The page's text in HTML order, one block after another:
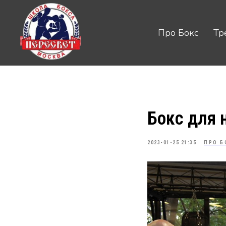
Про Бокс
Бокс для
2023-01-25 21:35 ПРО
Про Бокс